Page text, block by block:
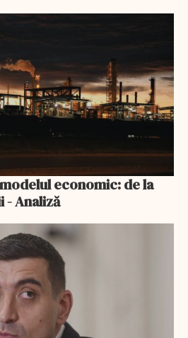
economic: de la
- Analiză